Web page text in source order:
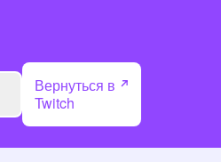
Вернуться в
Twitch